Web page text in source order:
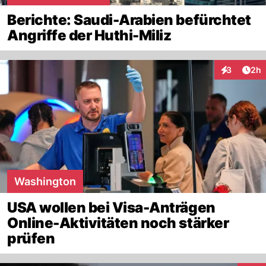
Berichte: Saudi-Arabien befürchtet
Angriffe der Huthi-Miliz
3 2h
Washington
USA wollen bei Visa-Anträgen
Online-Aktivitäten noch stärker
prüfen